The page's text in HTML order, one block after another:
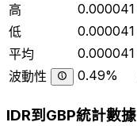
高
0.000041
低
0.000041
平均
0.000041
波動性
0.49%
IDR到GBP統計數據